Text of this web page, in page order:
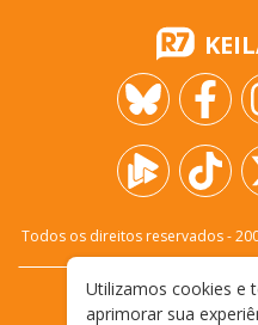
Todos os direitos reservados -
CARREIRA FALE
Utilizamos cookies e
aprimorar sua